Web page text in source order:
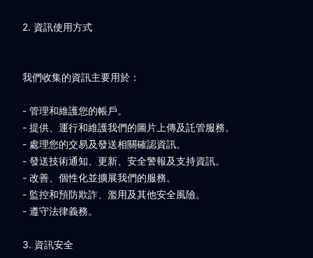
2. 資訊使用方式
我們收集的資訊主要用於：
- 管理和維護您的帳戶。
- 提供、運行和維護我們的圖片上傳及託管服務。
- 處理您的交易及發送相關確認資訊。
- 發送技術通知、更新、安全警報及支持資訊。
- 改善、個性化並擴展我們的服務。
- 監控和預防欺詐、濫用及其他安全風險。
- 遵守法律義務。
3. 資訊安全